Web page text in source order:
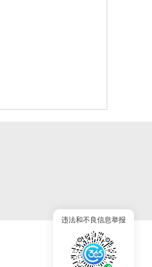
违法和不良信息举报